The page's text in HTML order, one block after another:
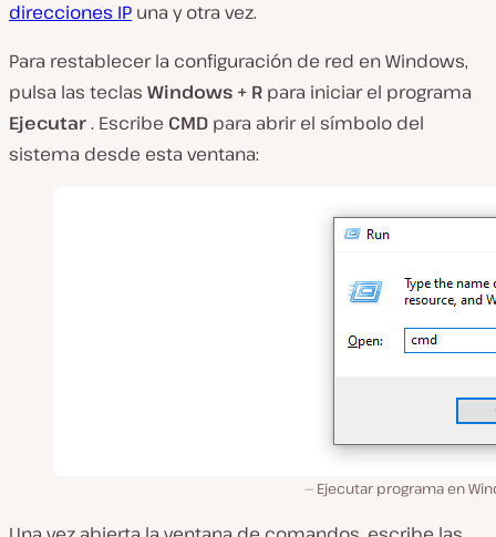
direcciones IP una y otra vez.
Para restablecer la configuración de red en Windows,
pulsa las teclas Windows + R para iniciar el programa
Ejecutar. Escribe CMD para abrir el símbolo del
sistema desde esta ventana:
Ejecutar programa en